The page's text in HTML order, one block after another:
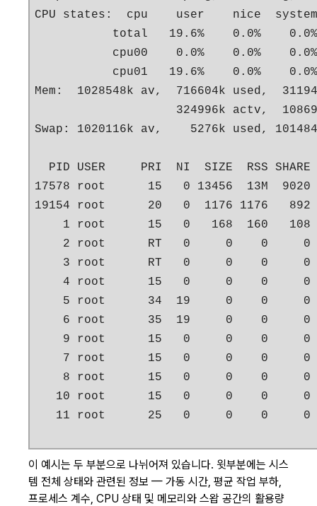
CPU states:  cpu    user    nice
total   19.6%    0.0%
cpu00    0.0%    0.0%
cpu01   19.6%    0.0%
Mem:  1028548k av,  716604k used,
324996k actv,
Swap: 1020116k av,    5276k used,
PID USER     PRI  NI  SIZE  RSS
17578 root      15   0 13456  13M
19154 root      20   0  1176 1176
1 root      15   0   168  160
2 root      RT   0     0    0
3 root      RT   0     0    0
4 root      15   0     0    0
5 root      34  19     0    0
6 root      35  19     0    0
9 root      15   0     0    0
7 root      15   0     0    0
8 root      15   0     0    0
10 root      15   0     0    0
11 root      25   0     0    0
이 예시는 두 부분으로 나뉘어져 있습니다. 윗부분에는 시스
템 전체 상태와 관련된 정보 — 가동 시간, 평균 작업 부하,
프로세스 계수, CPU 상태 및 메모리와 스왑 공간의 활용량